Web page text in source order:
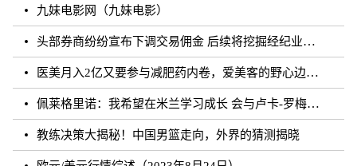
九妹电影网（九妹电影）
头部券商纷纷宣布下调交易佣金 后续将挖掘经纪业务佣金降费潜力
医美月入2亿又要参与减肥药内卷，爱美客的野心边界在哪？
佩莱格里诺：我希望在米兰学习成长 会与卢卡-罗梅罗团结互助
教练决策大揭秘！中国男篮走向，外界的猜测揭晓